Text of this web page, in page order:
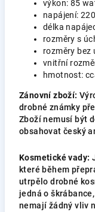
výkon: 85
napájení:
délka
rozměry s
rozměry bez
vnitřní
hmotnost:
Zánovní zboží:
drobné známky
Zboží nemusí být
obsahovat český
Kosmetické vady:
které během
utrpělo drobné
jedná o
nemají žádný vliv